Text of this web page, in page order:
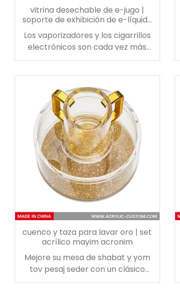
vitrina desechable de e-jugo |
soporte de exhibición de e-líquido
para mostrador
Los vaporizadores y los cigarrillos
electrónicos son cada vez más
populares, por lo tanto,
pantalla que esté a la altura de
estos elementos esenciales.
Entendemos la importancia de la
marca. La pantalla de vapeo de la
tienda minorista se puede
personalizar para alinearse
perfectamente con la identidad
de su marca de cbd.
cuenco y taza para lavar oro | set
acrílico mayim acronim
Mejore su mesa de shabat y yom
tov pesaj seder con un clásico
juego acrílico mayim achronim.